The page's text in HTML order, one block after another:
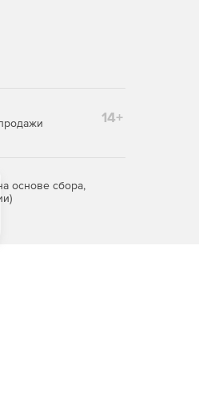
14+
основе сбора,